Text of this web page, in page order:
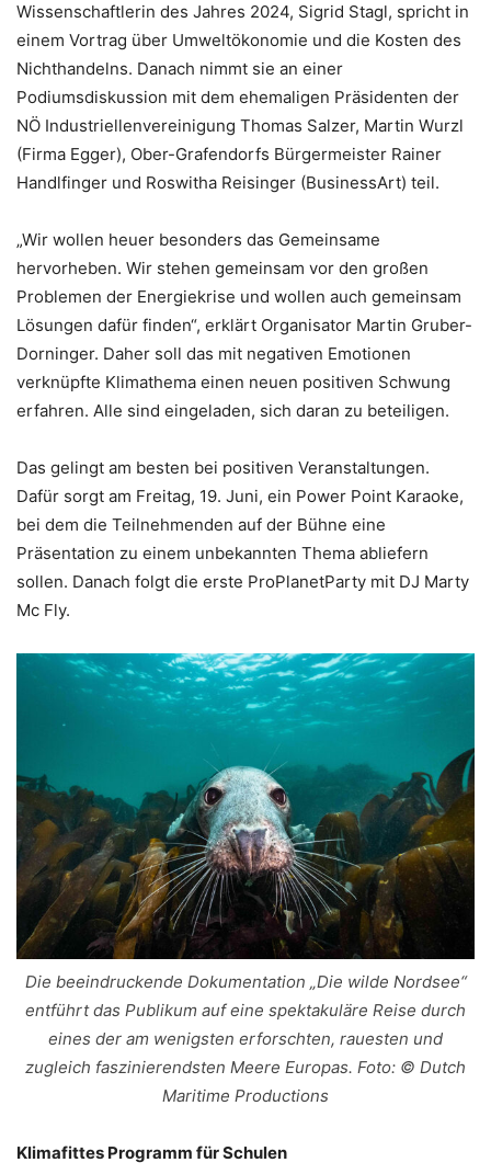
Wissenschaftlerin des Jahres 2024, Sigrid Stagl, spricht in
einem Vortrag über Umweltökonomie und die Kosten des
Nichthandelns. Danach nimmt sie an einer
Podiumsdiskussion mit dem ehemaligen Präsidenten der
NÖ Industriellenvereinigung Thomas Salzer, Martin Wurzl
(Firma Egger), Ober-Grafendorfs Bürgermeister Rainer
Handlfinger und Roswitha Reisinger (BusinessArt) teil.
„Wir wollen heuer besonders das Gemeinsame
hervorheben. Wir stehen gemeinsam vor den großen
Problemen der Energiekrise und wollen auch gemeinsam
Lösungen dafür finden“, erklärt Organisator Martin Gruber-
Dorninger. Daher soll das mit negativen Emotionen
verknüpfte Klimathema einen neuen positiven Schwung
erfahren. Alle sind eingeladen, sich daran zu beteiligen.
Das gelingt am besten bei positiven Veranstaltungen.
Dafür sorgt am Freitag, 19. Juni, ein Power Point Karaoke,
bei dem die Teilnehmenden auf der Bühne eine
Präsentation zu einem unbekannten Thema abliefern
sollen. Danach folgt die erste ProPlanetParty mit DJ Marty
Mc Fly.
Die beeindruckende Dokumentation „Die wilde Nordsee“
entführt das Publikum auf eine spektakuläre Reise durch
eines der am wenigsten erforschten, rauesten und
zugleich faszinierendsten Meere Europas. Foto: © Dutch
Maritime Productions
Klimafittes Programm für Schulen